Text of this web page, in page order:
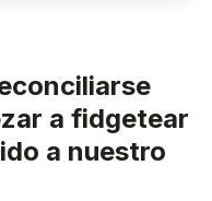
a fidgetear
a nuestro